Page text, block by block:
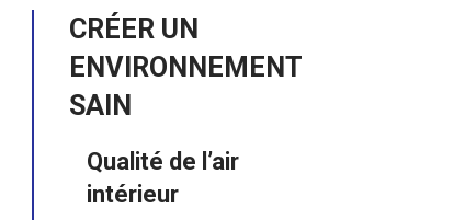
CRÉER UN
ENVIRONNEMENT
SAIN
Qualité de l’air
intérieur